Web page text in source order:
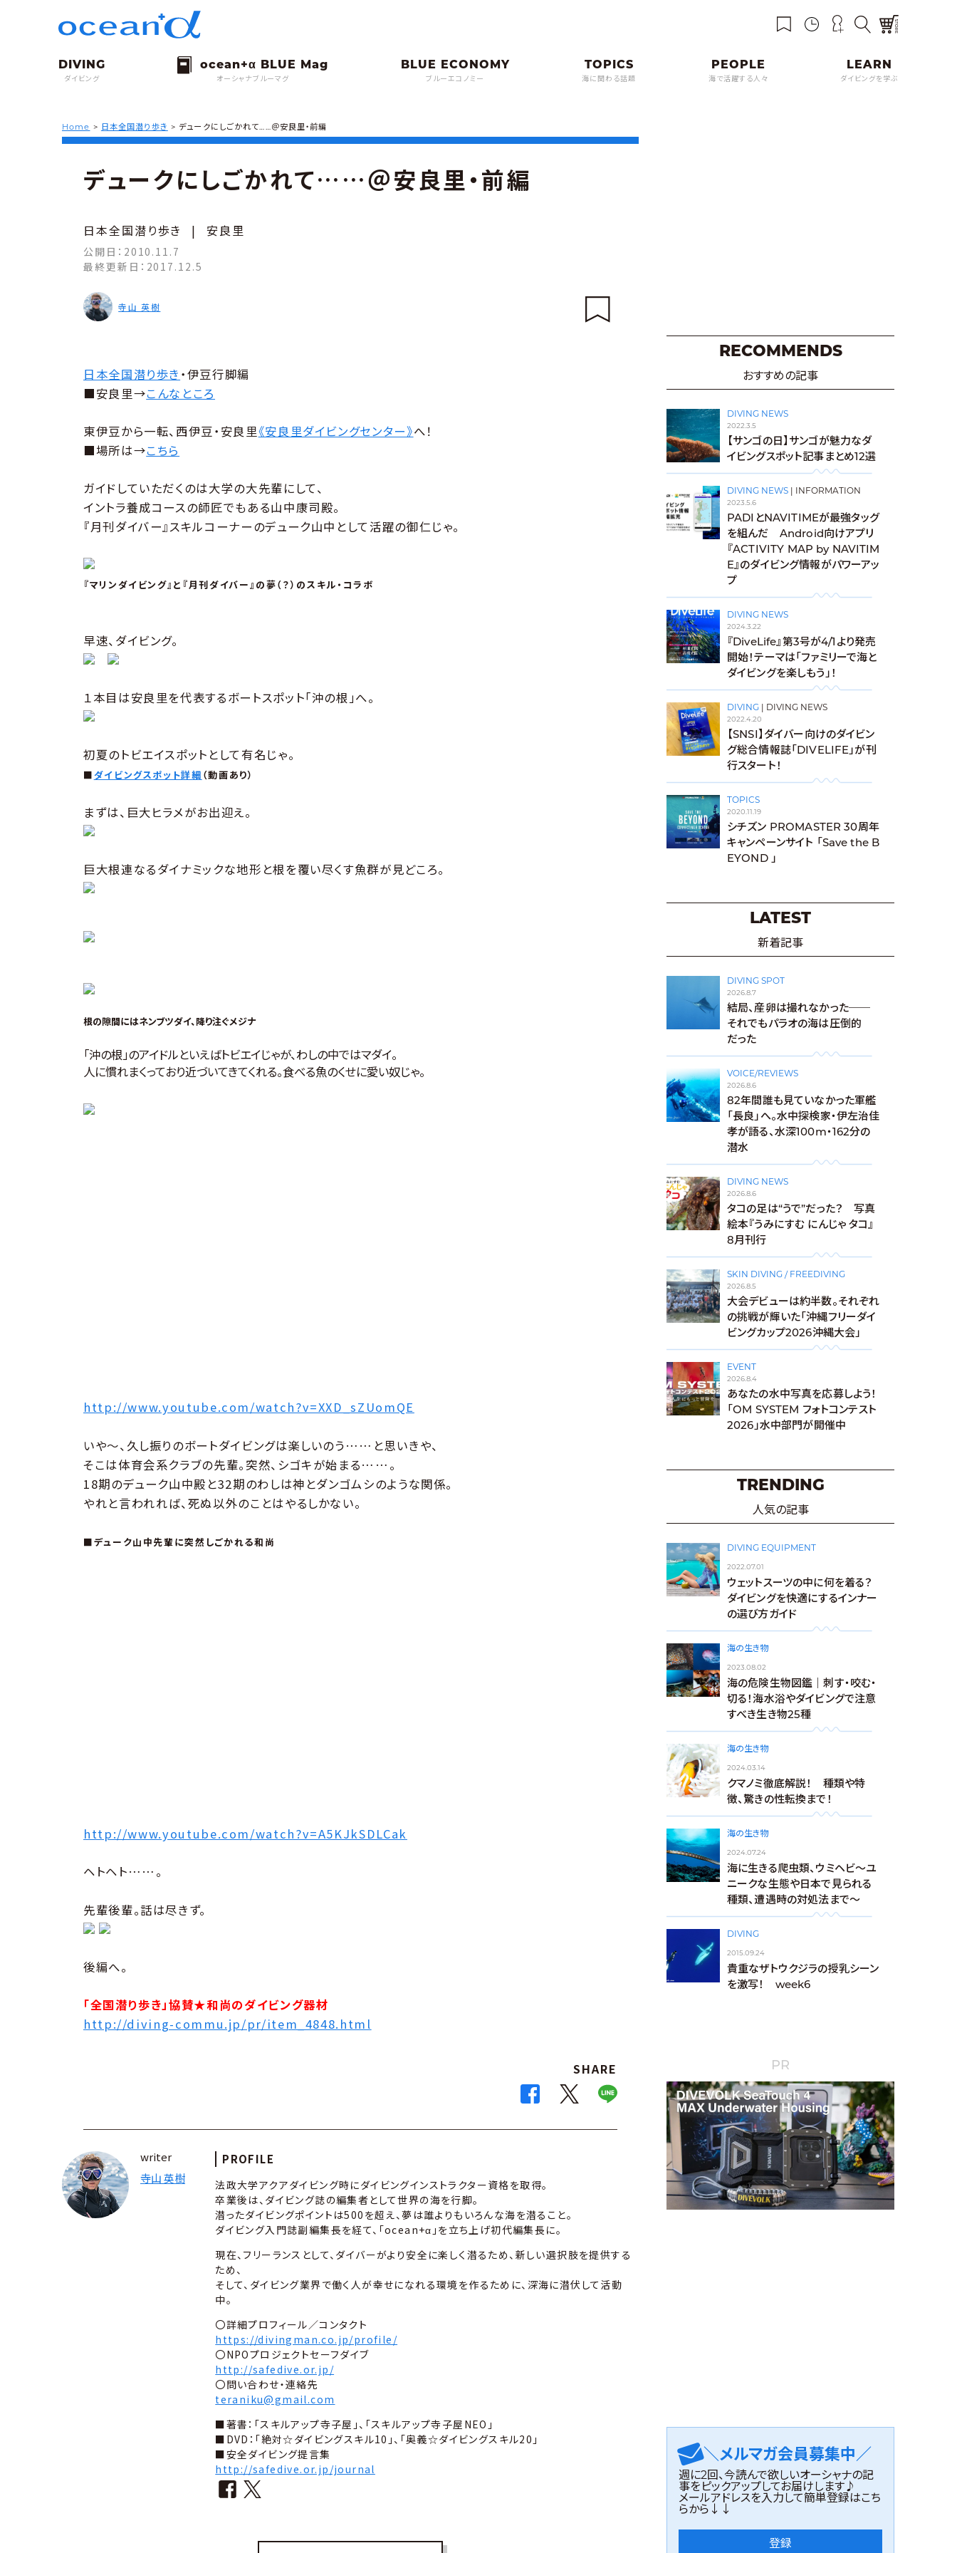
ダイビング オーシャナブルーマグ ブルーエコノミー 海に関わる話題 海で活躍する人々 ダイビングを学ぶ
Home > 日本全国潜り歩き > デュークにしごかれて……＠安良里・前編
デュークにしごかれて……＠安良里・前編
日本全国潜り歩き | 安良里
公開日： 2010.11.7
最終更新日： 2017.12.5
寺山 英樹
日本全国潜り歩き ・伊豆行脚編
■安良里→こんなところ
東伊豆から一転、西伊豆・安良里《安良里ダイビングセンター》へ！
■場所は→こちら
ガイドしていただくのは大学の大先輩にして、
イントラ養成コースの師匠でもある山中康司殿。
『月刊ダイバー』スキルコーナーのデューク山中として活躍の御仁じゃ。
『マリンダイビング』と『月刊ダイバー』の夢（？）のスキル・コラボ
早速、ダイビング。
１本目は安良里を代表するボートスポット「沖の根」へ。
初夏のトビエイスポットとして有名じゃ。
■ダイビングスポット詳細 （動画あり）
まずは、巨大ヒラメがお出迎え。
巨大根連なるダイナミックな地形と根を覆い尽くす魚群が見どころ。
根の隙間にはネンブツダイ、降り注ぐメジナ
「沖の根」のアイドルといえばトビエイじゃが、わしの中ではマダイ。
人に慣れまくっており近づいてきてくれる。食べる魚のくせに愛い奴じゃ。
http://www.youtube.com/watch?v=XXD_sZUomQE
いや〜、久し振りのボートダイビングは楽しいのう……と思いきや、
そこは体育会系クラブの先輩。突然、シゴキが始まる……。
18期のデューク山中殿と32期のわしは神とダンゴムシのような関係。
やれと言われれば、死ぬ以外のことはやるしかない。
■デューク山中先輩に突然しごかれる和尚
http://www.youtube.com/watch?v=A5KJkSDLCak
ヘトヘト……。
先輩後輩。話は尽きず。
後編へ。
「全国潜り歩き」協賛★和尚のダイビング器材
http://diving-commu.jp/pr/item_4848.html
SHARE
writer
寺山 英樹
PROFILE
法政大学アクアダイビング時にダイビングインストラクター資格を取得。
卒業後は、ダイビング誌の編集者として世界の海を行脚。
潜ったダイビングポイントは500を超え、夢は誰よりもいろんな海を潜ること。
ダイビング入門誌副編集長を経て、「ocean+α」を立ち上げ初代編集長に。
現在、フリーランスとして、ダイバーがより安全に楽しく潜るため、新しい選択肢を提供する
ため、
そして、ダイビング業界で働く人が幸せになれる環境を作るために、深海に潜伏して活動
中。
〇詳細プロフィール／コンタクト
https://divingman.co.jp/profile/
〇NPOプロジェクトセーフダイブ
http://safedive.or.jp/
〇問い合わせ・連絡先
teraniku@gmail.com
■著書：「スキルアップ寺子屋」、「スキルアップ寺子屋NEO」
■DVD：「絶対☆ダイビングスキル10」、「奥義☆ダイビングスキル20」
■安全ダイビング提言集
http://safedive.or.jp/journal
RECOMMENDS
おすすめの記事
DIVING NEWS
2022.3.5
【サンゴの日】サンゴが魅力なダ
イビングスポット記事まとめ12選
DIVING NEWS | INFORMATION
2023.5.6
PADIとNAVITIMEが最強タッグ
を組んだ Android向けアプリ
『ACTIVITY MAP by NAVITIM
E』のダイビング情報がパワーアッ
プ
DIVING NEWS
2024.3.22
『DiveLife』第3号が4/1より発売
開始！テーマは「ファミリーで海と
ダイビングを楽しもう」！
DIVING | DIVING NEWS
2022.4.20
【SNSI】ダイバー向けのダイビン
グ総合情報誌「DIVELIFE」が刊
行スタート！
TOPICS
2020.11.19
シチズン PROMASTER 30周年
キャンペーンサイト 「Save the B
EYOND 」
LATEST
新着記事
DIVING SPOT
2026.8.7
結局、産卵は撮れなかった──
それでもパラオの海は圧倒的
だった
VOICE/REVIEWS
2026.8.6
82年間誰も見ていなかった軍艦
「長良」へ。水中探検家・伊左治佳
孝が語る、水深100m・162分の
潜水
DIVING NEWS
2026.8.6
タコの足は“うで”だった？ 写真
絵本『うみにすむ にんじゃ タコ』
8月刊行
SKIN DIVING / FREEDIVING
2026.8.5
大会デビューは約半数。それぞれ
の挑戦が輝いた「沖縄フリーダイ
ビングカップ2026沖縄大会」
EVENT
2026.8.4
あなたの水中写真を応募しよう！
「OM SYSTEM フォトコンテスト
2026」水中部門が開催中
TRENDING
人気の記事
DIVING EQUIPMENT
2022.07.01
ウェットスーツの中に何を着る？
ダイビングを快適にするインナー
の選び方ガイド
海の生き物
2023.08.02
海の危険生物図鑑｜刺す・咬む・
切る！海水浴やダイビングで注意
すべき生き物25種
海の生き物
2024.03.14
クマノミ徹底解説！ 種類や特
徴、驚きの性転換まで！
海の生き物
2024.07.24
海に生きる爬虫類、ウミヘビ～ユ
ニークな生態や日本で見られる
種類、遭遇時の対処法まで～
DIVING
2015.09.24
貴重なザトウクジラの授乳シーン
を激写！ week6
PR
＼メルマガ会員募集中／
週に2回、今読んで欲しいオーシャナの記
事をピックアップしてお届けします♪
メールアドレスを入力して簡単登録はこち
らから↓↓
登録